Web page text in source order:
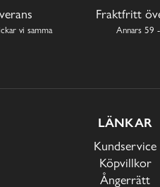
vi samma
Fraktfritt
Annars 59
LÄNKAR
Kundservice
Köpvillkor
Ångerrätt